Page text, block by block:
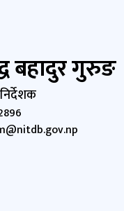
बहादुर गुरुङ